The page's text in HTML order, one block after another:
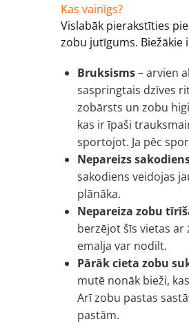
Kas vainīgs?
Vislabāk pierakstīties
zobu jutīgums. Biežākie
Bruksisms– arvien
saspringtais dzīves
zobārsts un zobu
kas ir īpaši
sportojot. Ja pēc
Nepareizs
sakodiens veidojas
plānāka.
Nepareiza zobu
berzējot šīs vietas
emalja var nodilt.
Pārāk cieta zobu
mutē nonāk bieži,
Arī zobu pastas
pastām.